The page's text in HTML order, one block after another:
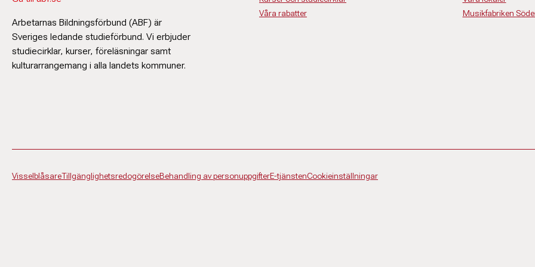
Arbetarnas Bildningsförbund (ABF) är
Sveriges ledande studieförbund. Vi erbjuder
studiecirklar, kurser, föreläsningar samt
kulturarrangemang i alla landets kommuner.
Våra rabatter
Musikfabriken
VisselblåsareTillgänglighetsredogörelseBehandling av personuppgifterE-tjänstenCookieinställningar